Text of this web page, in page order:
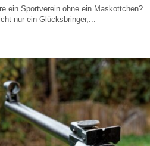
ein Sportverein ohne ein Maskottchen?
nur ein Glücksbringer,...